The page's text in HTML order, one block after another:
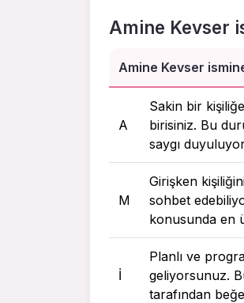
Amine Kevser
Amine Kevser
A
Sakin bir
birisiniz. Bu
saygı
M
Girişken
sohbet
konusunda en
I
Planlı ve
geliyorsunuz.
tarafından